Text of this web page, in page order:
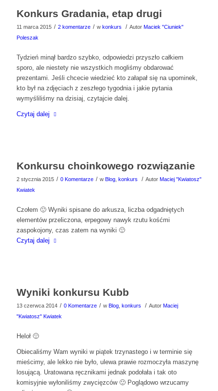
Konkurs Gradania, etap drugi
11 marca 2015 / 2 komentarze / w konkurs / Autor Maciek "Ciuniek"
Poleszak
Tydzień minął bardzo szybko, odpowiedzi przyszło całkiem
sporo, ale niestety nie wszystkich mogliśmy obdarować
prezentami. Jeśli chcecie wiedzieć kto załapał się na upominek,
kto był na zdjęciach z zeszłego tygodnia i jakie pytania
wymyśliliśmy na dzisiaj, czytajcie dalej.
Czytaj dalej
Konkursu choinkowego rozwiązanie
2 stycznia 2015 / 0 Komentarze / w Blog, konkurs / Autor Maciej "Kwiatosz"
Kwiatek
Czołem 🙂 Wyniki spisane do arkusza, liczba odgadniętych
elementów przeliczona, erpegowy nawyk rzutu kośćmi
zaspokojony, czas zatem na wyniki 🙂
Czytaj dalej
Wyniki konkursu Kubb
13 czerwca 2014 / 0 Komentarze / w Blog, konkurs / Autor Maciej
"Kwiatosz" Kwiatek
Heloł 🙂
Obiecaliśmy Wam wyniki w piątek trzynastego i w terminie się
mieścimy, ale lekko nie było, ulewa prawie rozmoczyła maszynę
losującą. Uratowana ręcznikami jednak podołała i tak oto
komisyjnie wyłoniliśmy zwycięzców 🙂 Poglądowo wrzucamy